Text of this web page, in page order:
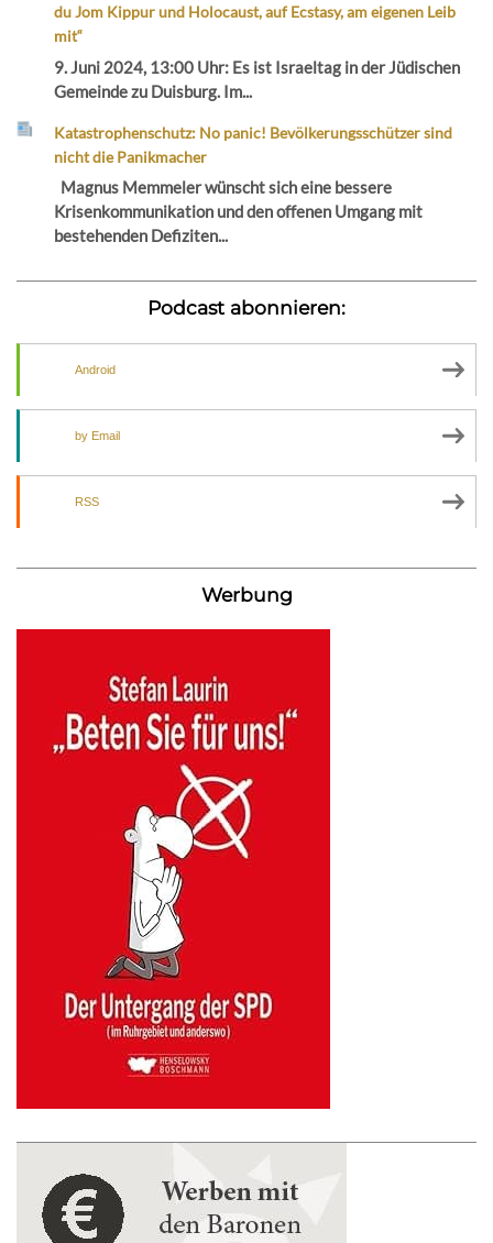
du Jom Kippur und Holocaust, auf Ecstasy, am eigenen Leib
mit“
9. Juni 2024, 13:00 Uhr: Es ist Israeltag in der Jüdischen
Gemeinde zu Duisburg. Im...
Katastrophenschutz: No panic! Bevölkerungsschützer sind
nicht die Panikmacher
Magnus Memmeler wünscht sich eine bessere
Krisenkommunikation und den offenen Umgang mit
bestehenden Defiziten...
Podcast abonnieren:
Android
by Email
RSS
Werbung